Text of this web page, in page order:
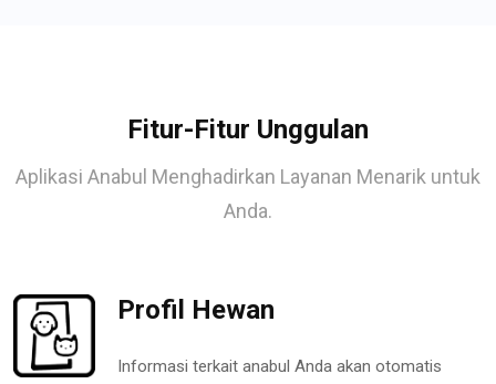
Fitur-Fitur Unggulan
Aplikasi Anabul Menghadirkan Layanan Menarik untuk
Anda.
Profil Hewan
Informasi terkait anabul Anda akan otomatis